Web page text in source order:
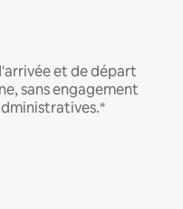
et de départ
sans engagement